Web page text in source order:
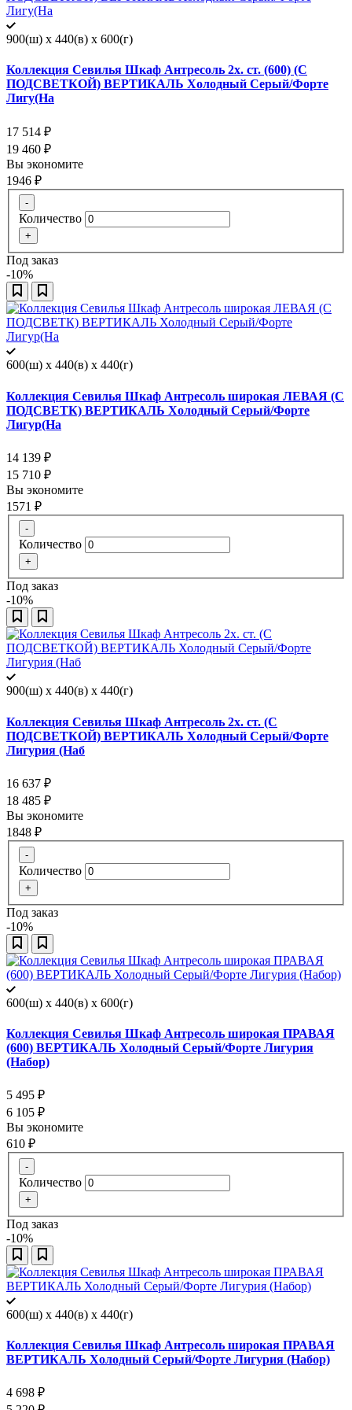
900(ш) x 440(в) x 600(г)
Коллекция Севилья Шкаф Антресоль 2х. ст. (600) (С
ПОДСВЕТКОЙ) ВЕРТИКАЛЬ Холодный Серый/Форте
Лигу(На
17 514 ₽
19 460 ₽
Вы экономите
1946 ₽
-
Количество
+
Под заказ
-10%
600(ш) x 440(в) x 440(г)
Коллекция Севилья Шкаф Антресоль широкая ЛЕВАЯ (С
ПОДСВЕТК) ВЕРТИКАЛЬ Холодный Серый/Форте
Лигур(На
14 139 ₽
15 710 ₽
Вы экономите
1571 ₽
-
Количество
+
Под заказ
-10%
900(ш) x 440(в) x 440(г)
Коллекция Севилья Шкаф Антресоль 2х. ст. (С
ПОДСВЕТКОЙ) ВЕРТИКАЛЬ Холодный Серый/Форте
Лигурия (Наб
16 637 ₽
18 485 ₽
Вы экономите
1848 ₽
-
Количество
+
Под заказ
-10%
600(ш) x 440(в) x 600(г)
Коллекция Севилья Шкаф Антресоль широкая ПРАВАЯ
(600) ВЕРТИКАЛЬ Холодный Серый/Форте Лигурия
(Набор)
5 495 ₽
6 105 ₽
Вы экономите
610 ₽
-
Количество
+
Под заказ
-10%
600(ш) x 440(в) x 440(г)
Коллекция Севилья Шкаф Антресоль широкая ПРАВАЯ
ВЕРТИКАЛЬ Холодный Серый/Форте Лигурия (Набор)
4 698 ₽